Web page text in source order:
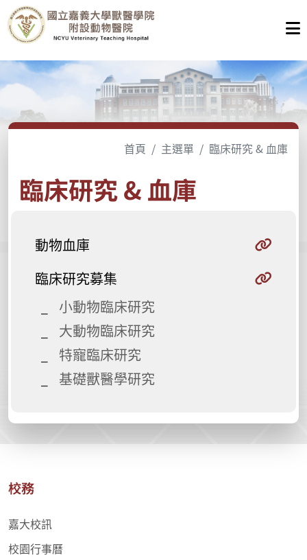
首頁 主選單 臨床研究 & 血庫
臨床研究 & 血庫
動物血庫
臨床研究募集
小動物臨床研究
大動物臨床研究
特寵臨床研究
基礎獸醫學研究
校務
嘉大校訊
校園行事曆